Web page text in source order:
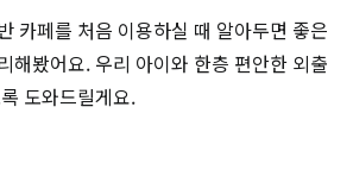
카페를 처음 이용하실 때 알아두면 좋은
해봤어요. 우리 아이와 한층 편안한 외출
도와드릴게요.